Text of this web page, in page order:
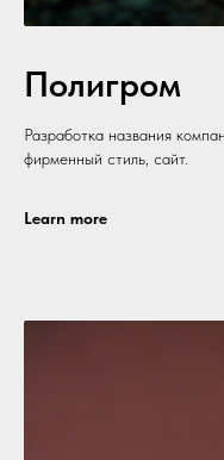
Полигром
Разработка названия
фирменный стиль, сайт.
Learn more